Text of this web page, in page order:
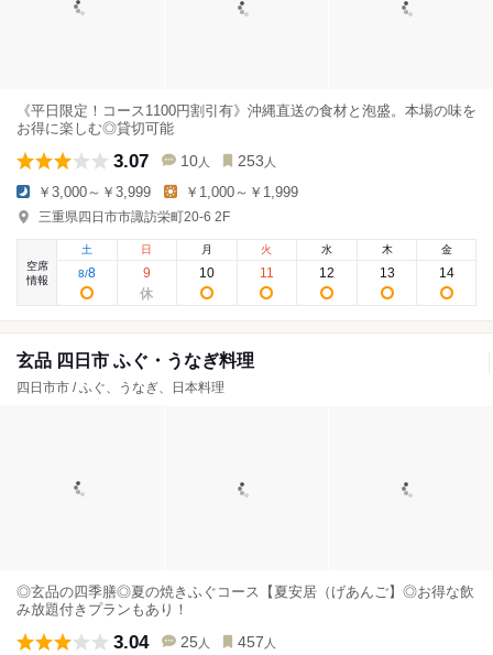
《平日限定！コース1100円割引有》沖縄直送の食材と泡盛。本場の味を
お得に楽しむ◎貸切可能
3.07 10 人 253 人
￥3,000～￥3,999 ￥1,000～￥1,999
三重県四日市市諏訪栄町20-6 2F
空席
情報
土
8/8
日
9
月
10
火
11
水
12
木
13
金
14
玄品 四日市 ふぐ・うなぎ料理
四日市市 / ふぐ、うなぎ、日本料理
◎玄品の四季膳◎夏の焼きふぐコース【夏安居（げあんご】◎お得な飲
み放題付きプランもあり！
3.04 25 人 457 人